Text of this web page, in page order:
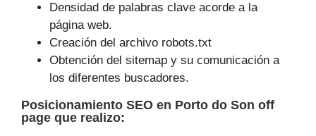
Densidad de palabras clave acorde a la
página web.
Creación del archivo robots.txt
Obtención del sitemap y su comunicación a
los diferentes buscadores.
Posicionamiento SEO en Porto do Son off
page que realizo: